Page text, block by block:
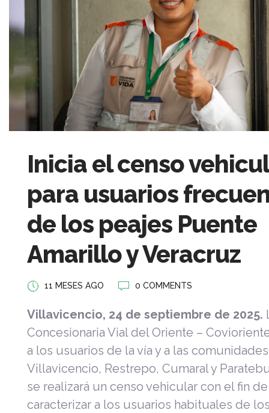
Inicia el censo
para usuarios
de los peajes Puente
Amarillo y Veracruz
11 MESES AGO 0 COMMENTS
Villavicencio, 24 de septiembre de 2025.
Concesionaria Vial del Oriente –
a los usuarios de la vía y a las
Villavicencio, Restrepo, Cumaral y
se realizará un censo vehicular con el fin de
caracterizar a los usuarios habituales de